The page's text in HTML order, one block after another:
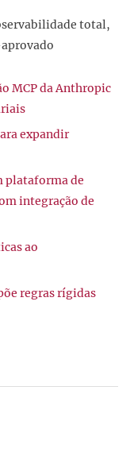
total,
MCP da Anthropic
expandir
plataforma de
integração de
ao
regras rígidas